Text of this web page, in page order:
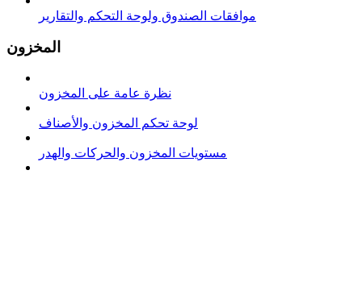
موافقات الصندوق ولوحة التحكم والتقارير
المخزون
نظرة عامة على المخزون
لوحة تحكم المخزون والأصناف
مستويات المخزون والحركات والهدر